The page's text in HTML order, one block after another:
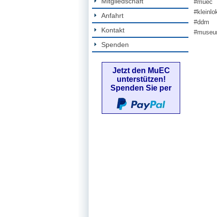
Anfahrt
Kontakt
Spenden
Jetzt den MuEC
unterstützen!
Spenden Sie per
#muec
#ddm